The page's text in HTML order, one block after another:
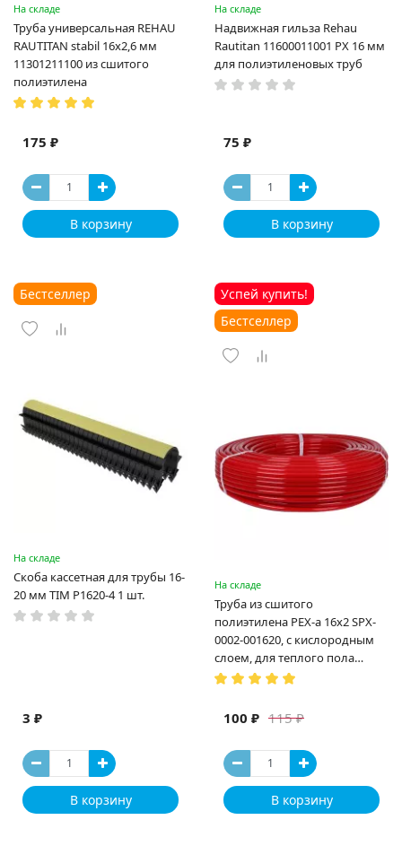
На складе
Труба универсальная REHAU
RAUTITAN stabil 16х2,6 мм
11301211100 из сшитого
полиэтилена
175 ₽
В корзину
На складе
Надвижная гильза Rehau
Rautitan 11600011001 PX 16 мм
для полиэтиленовых труб
75 ₽
В корзину
Бестселлер
На складе
Скоба кассетная для трубы 16-
20 мм TIM P1620-4 1 шт.
3 ₽
В корзину
Успей купить!
Бестселлер
На складе
Труба из сшитого
полиэтилена PEX-a 16х2 SPX-
0002-001620, с кислородным
слоем, для теплого пола
(Испания)
115 ₽
100 ₽
В корзину